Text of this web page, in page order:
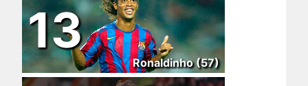
13
Ronaldinho (57)